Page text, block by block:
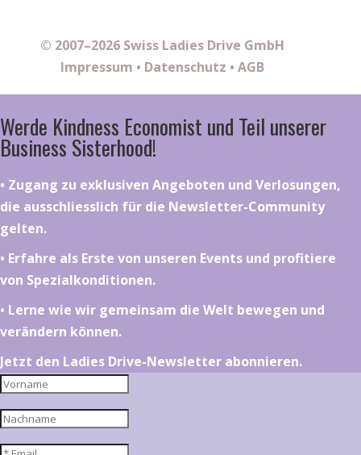
© 2007–2026 Swiss Ladies Drive GmbH
Impressum • Datenschutz •AGB
Werde Kindness Economist und Teil unserer
Business Sisterhood!
•⁠ ⁠⁠Zugang zu exklusiven Angeboten und Verlosungen,
die ausschliesslich für die Newsletter-Community
gelten.
•⁠ ⁠⁠Erfahre als Erste von unseren Events und profitiere
von Spezialkonditionen.
•⁠ ⁠⁠Lerne wie wir gemeinsam die Welt bewegen und
verändern können.
Jetzt den Ladies Drive-Newsletter abonnieren.